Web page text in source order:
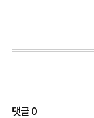
댓글0